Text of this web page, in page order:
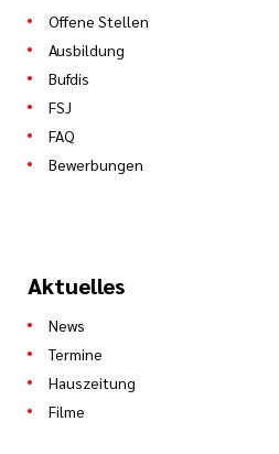
Offene Stellen
Ausbildung
Bufdis
FSJ
FAQ
Bewerbungen
Aktuelles
News
Termine
Hauszeitung
Filme